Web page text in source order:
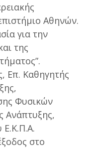
Αθηνών.
για την
της
Επ. Καθηγητής
Φυσικών
Ανάπτυξης,
Ε.Κ.Π.Α.
στο